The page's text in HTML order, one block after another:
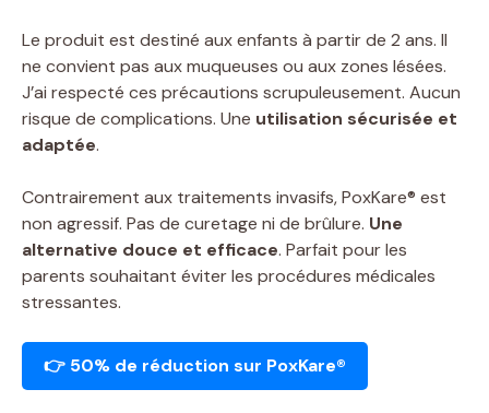
Le produit est destiné aux enfants à partir de 2 ans. Il
ne convient pas aux muqueuses ou aux zones lésées.
J’ai respecté ces précautions scrupuleusement. Aucun
risque de complications. Une utilisation sécurisée et
adaptée.
Contrairement aux traitements invasifs, PoxKare® est
non agressif. Pas de curetage ni de brûlure. Une
alternative douce et efficace. Parfait pour les
parents souhaitant éviter les procédures médicales
stressantes.
👉 50% de réduction sur PoxKare®